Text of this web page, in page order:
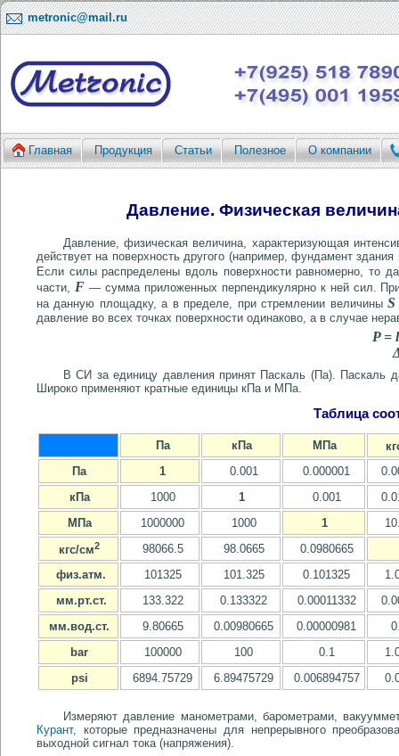
metronic@mail.ru
Главная Продукция Статьи Полезное О компании
Давление. Физическая
Давление, физическая величина, характеризующая
действует на поверхность другого (например, фундамент
Если силы распределены вдоль поверхности равномерно, то
части, F— сумма приложенных перпендикулярно к ней сил.
на данную площадку, а в пределе, при стремлении величиныS
давление во всех точках поверхности одинаково, а в случае
P =
В СИ за единицу давления принят Паскаль (Па).
Широко применяют кратные единицы кПа и МПа.
Таблица
Па кПа МПа
Па
1 0.001 0.000001
кПа
1000 1 0.001
МПа
1000000 1000 1
кгс/см2 98066.5 98.0665
0.0980665
физ.атм.
101325 101.325 0.101325
мм.рт.ст.
133.322 0.133322 0.00011332
мм.вод.ст.
9.80665 0.00980665 0.00000981
bar
100000 100 0.1
psi
6894.75729 6.89475729 0.006894757
Измеряют давление манометрами, барометрами,
Курант, которые предназначены для непрерывного
выходной сигнал тока (напряжения).